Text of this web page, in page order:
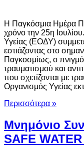
Η Παγκόσμια Ημέρα
χρόνο την 25η
Υγείας (ΕΟΔΥ)
εστιάζοντας στο
Παγκοσμίως, ο
τραυματισμού και
που σχετίζονται με
Οργανισμός Υγείας
Περισσότερα »
Μνημόνιο
SAFE